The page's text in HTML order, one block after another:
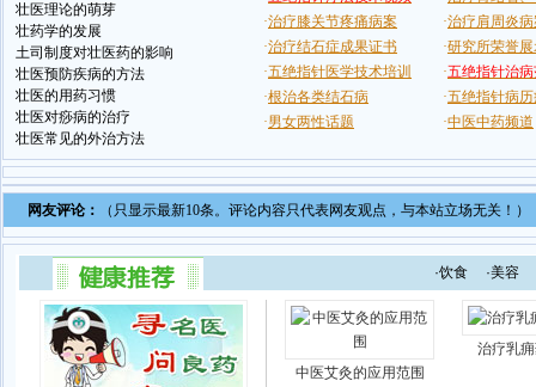
壮医理论的萌芽
壮药学的发展
土司制度对壮医药的影响
壮医预防疾病的方法
壮医的用药习惯
壮医对痧病的治疗
壮医常见的外治方法
网友评论： （只显示最新10条。评论内容只代表网友观点，与本站立场无关！